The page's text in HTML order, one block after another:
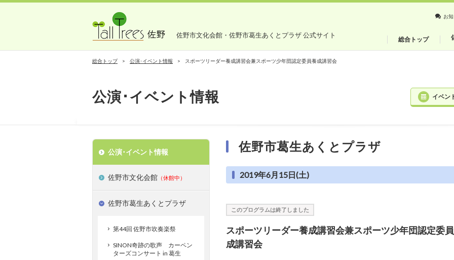
佐野市文化会館・佐野市葛生あくとプラザ 公式サイト
総合トップ
お
総合トップ 公演･イベント情報 スポーツリーダー養成講習会兼スポーツ少年団認定委員養成講習会
公演･イベント情報 イベン
佐野市葛生あくとプラザ
2019年6月15日(土)
このプログラムは終了しました
スポーツリーダー養成講習会兼スポーツ少年団認定委
成講習会
公演･イベント情報
佐野市文化会館 （休館中）
佐野市葛生あくとプラザ
第44回 佐野市吹奏楽祭
SINON奇跡の歌声 カーペン
ターズコンサート in 葛生